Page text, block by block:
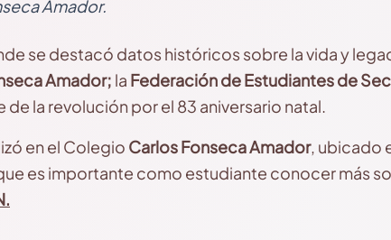
Amador.
se destacó datos históricos sobre la vida y
Amador; la Federación de Estudiantes de
de la revolución por el 83 aniversario natal.
en el Colegio Carlos Fonseca Amador, ubicado
es importante como estudiante conocer más